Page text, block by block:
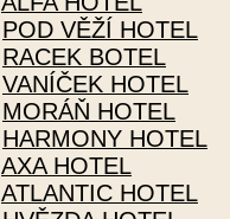
POD VĚŽÍ HOTEL
RACEK BOTEL
VANÍČEK HOTEL
MORÁŇ HOTEL
HARMONY HOTEL
AXA HOTEL
ATLANTIC HOTEL